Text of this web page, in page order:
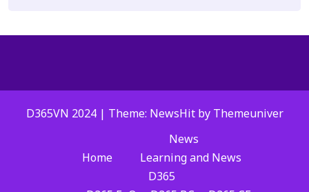
D365VN 2024 | Theme: NewsHit by Themeuniver
Home
News
Learning and News
D365